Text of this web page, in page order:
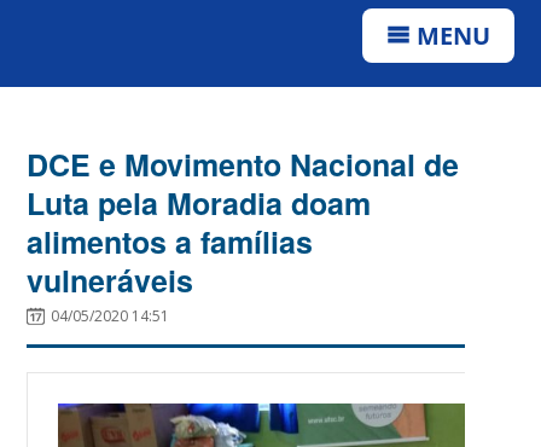
MENU
DCE e Movimento Nacional de
Luta pela Moradia doam
alimentos a famílias
vulneráveis
04/05/2020 14:51